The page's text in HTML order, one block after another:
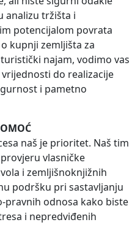
analizu tržišta i
potencijalom povrata
kupnji zemljišta za
najam, vodimo vas
do realizacije
i pametno
naš je prioritet. Naš tim
vlasničke
i zemljišnoknjižnih
podršku pri sastavljanju
pravnih odnosa kako biste
i nepredviđenih